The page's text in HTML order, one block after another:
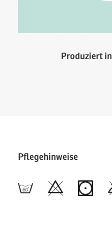
Produziert
Pflegehinweise